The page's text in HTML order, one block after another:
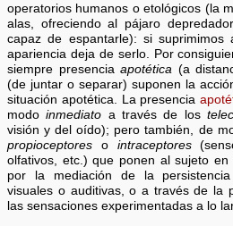
operatorios humanos o etológicos (la
alas, ofreciendo al pájaro
capaz de espantarle): si
apariencia deja de serlo. Por
siempre presenciaapotética (a
(de juntar o separar) suponen la
situación apotética. La presencia
modoinmediato a través de los
visión y del oído); pero también, de
propioceptores o intraceptores
olfativos, etc.) que ponen al sujeto en
por la mediación de la
visuales o auditivas, o a través de la
las sensaciones experimentadas a lo